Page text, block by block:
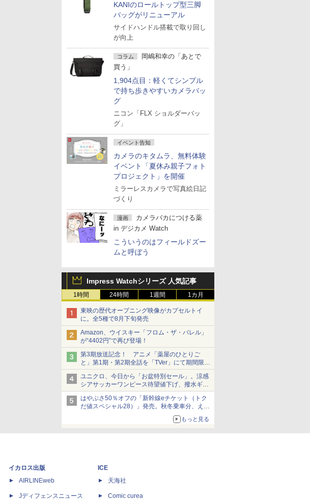
KANIのロールトップ型三脚
バッグがリニューアル
サイドハンドル搭載で取り回し
が向上
コラム
岡嶋和幸の「あとで
買う」
1,904点目：軽くてシンプル
で持ち歩きやすいカメラバッ
グ
ニコン「FLX ショルダーバッ
グ」
イベント告知
カメラのキタムラ、無料体験
イベント「夏休み親子フォト
プロジェクト」を開催
ミラーレスカメラで写真絵日記
づくり
漫画
カメラバカにつける薬
in デジカメ Watch
こういうのはフィールドズー
ムと呼ぼう
Impress Watchシリーズ 人気記事
1時間 24時間 1週間 1カ月
東映の歴代オープニング映像がカプセルトイ
に。全5種で8月下旬発売
Amazon、ウイスキー「フロム・ザ・バレル」
が“4402円”で再び登場！
第3期放送記念！ アニメ「薬屋のひとりご
と」第1期・第2期全話を「TVer」にて期間限定
で順次無料配信開始
ユニクロ、今日から「お盆特別セール」。涼感
シアサッカーワンピース待望値下げ、撥水ギア
ショーツは1990円に
はやぶさ50％オフの「新幹線eチケット（トク
だ値スペシャル28）」発売。秋冬乗車分、えき
もっと見る
イカロス出版
AIRLINEweb
Jディフェンスニュース
ICE
天海社
Comic curea